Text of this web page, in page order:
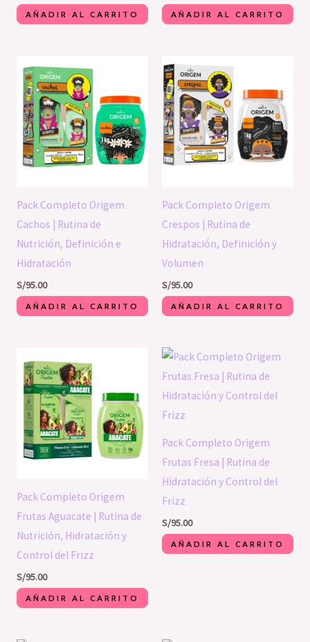
AÑADIR AL CARRITO AÑADIR AL CARRITO
Pack Completo Origem
Cachos | Rutina de
Nutrición, Definición e
Hidratación
S/95.00
AÑADIR AL CARRITO
Pack Completo Origem
Crespos | Rutina de
Hidratación, Definición y
Volumen
S/95.00
AÑADIR AL CARRITO
Pack Completo Origem
Frutas Aguacate | Rutina de
Nutrición, Hidratación y
Control del Frizz
S/95.00
AÑADIR AL CARRITO
Pack Completo Origem
Frutas Fresa | Rutina de
Hidratación y Control del
Frizz
S/95.00
AÑADIR AL CARRITO